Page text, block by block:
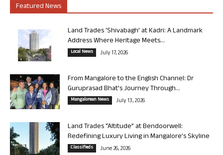
Featured News
Land Trades ‘Shivabagh’ at Kadri: A Landmark
Address Where Heritage Meets...
Local News July 17, 2026
From Mangalore to the English Channel: Dr
Guruprasad Bhat’s Journey Through...
Mangalorean News July 13, 2026
Land Trades “Altitude” at Bendoorwell:
Redefining Luxury Living in Mangalore’s Skyline
Classifieds June 26, 2026